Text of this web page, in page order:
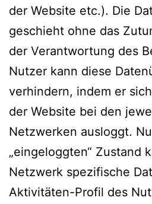
der Website etc.). Die
geschieht ohne das
der Verantwortung des
Nutzer kann diese
verhindern, indem er
der Website bei den
Netzwerken ausloggt.
„eingeloggten“ Zustand
Netzwerk spezifische
Aktivitäten-Profil des